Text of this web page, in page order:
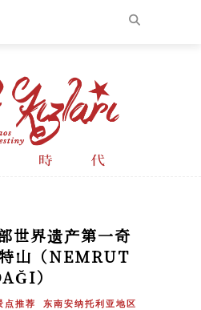
世界遗产第一奇
山（NEMRUT
）
点推荐
东南安纳托利亚地区